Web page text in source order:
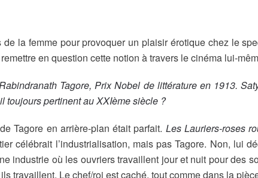
la femme pour provoquer un plaisir érotique chez le
en question cette notion à travers le cinéma lui-
Tagore, Prix Nobel de littérature en 1913.
toujours pertinent au XXIème siècle ?
Tagore en arrière-plan était parfait. Les Lauriers-roses
célébrait l’industrialisation, mais pas Tagore. Non, lui
industrie où les ouvriers travaillent jour et nuit pour des
travaillent. Le chef/roi est caché, tout comme dans la